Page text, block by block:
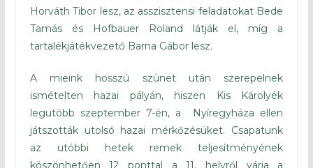
Horváth Tibor lesz, az asszisztensi feladatokat Bede
Tamás és Hofbauer Roland látják el, míg a
tartalékjátékvezető Barna Gábor lesz.
A mieink hosszú szünet után szerepelnek
ismételten hazai pályán, hiszen Kis Károlyék
legutóbb szeptember 7-én, a Nyíregyháza ellen
játszották utolsó hazai mérkőzésüket. Csapatunk
az utóbbi hetek remek teljesítményének
köszönhetően 12 ponttal a 11. helyről várja a